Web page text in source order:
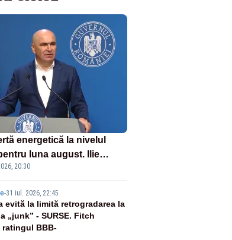
energetică la nivelul
luna august. Ilie
importuri și posibile
20:30
-31 iul. 2026, 22:45
evită la limită retrogradarea la
„junk” - SURSE. Fitch
ratingul BBB-